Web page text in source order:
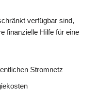
verfügbar sind,
finanzielle Hilfe für eine
Stromnetz